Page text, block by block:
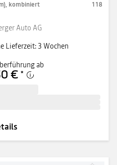
kombiniert 118
Auto AG
Lieferzeit: 3 Wochen
ab
€ *